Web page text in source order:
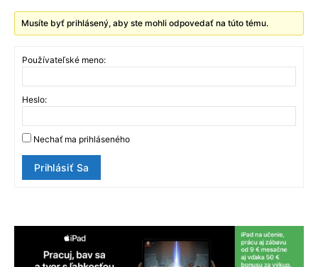
Musíte byť prihlásený, aby ste mohli odpovedať na túto tému.
Používateľské meno:
Heslo:
Nechať ma prihláseného
Prihlásiť Sa